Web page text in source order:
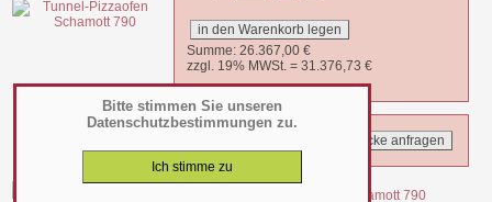
Bitte stimmen Sie unseren
Datenschutzbestimmungen zu.
Summe: 26.367,00 €
zzgl. 19% MWSt. = 31.376,73 €